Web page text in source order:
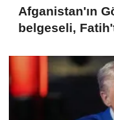
Afganistan'ın
belgeseli,